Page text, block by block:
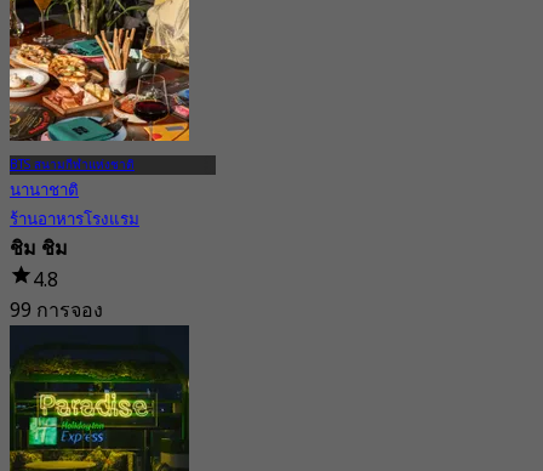
BTS สนามกีฬาแห่งชาติ
นานาชาติ
ร้านอาหารโรงแรม
ชิม ชิม
4.8
99 การจอง
จาก
฿ 495